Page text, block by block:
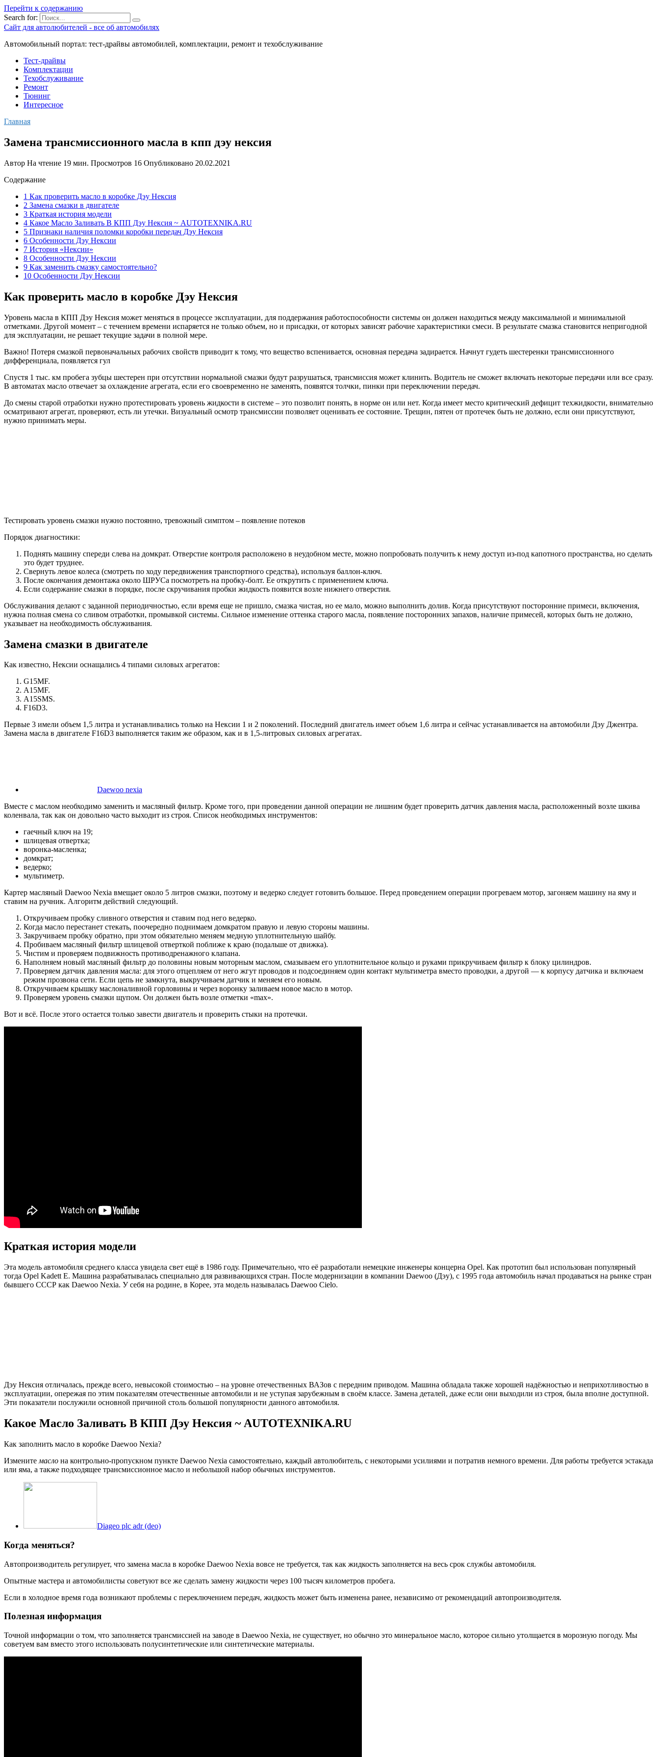
Перейти к содержанию
Search for:
Сайт для автолюбителей - все об автомобилях
Автомобильный портал: тест-драйвы автомобилей, комплектации, ремонт и техобслуживание
Тест-драйвы
Комплектации
Техобслуживание
Ремонт
Тюнинг
Интересное
Главная
Замена трансмиссионного масла в кпп дэу нексия
Автор На чтение 19 мин. Просмотров 16 Опубликовано 20.02.2021
Содержание
1 Как проверить масло в коробке Дэу Нексия
2 Замена смазки в двигателе
3 Краткая история модели
4 Какое Масло Заливать В КПП Дэу Нексия ~ AUTOTEXNIKA.RU
5 Признаки наличия поломки коробки передач Дэу Нексия
6 Особенности Дэу Нексии
7 История «Нексии»
8 Особенности Дэу Нексии
9 Как заменить смазку самостоятельно?
10 Особенности Дэу Нексии
Как проверить масло в коробке Дэу Нексия
Уровень масла в КПП Дэу Нексия может меняться в процессе эксплуатации, для поддержания работоспособности системы он должен находиться между максимальной и минимальной
отметками. Другой момент – с течением времени испаряется не только объем, но и присадки, от которых зависят рабочие характеристики смеси. В результате смазка становится непригодной
для эксплуатации, не решает текущие задачи в полной мере.
Важно! Потеря смазкой первоначальных рабочих свойств приводит к тому, что вещество вспенивается, основная передача задирается. Начнут гудеть шестеренки трансмиссионного
дифференциала, появляется гул
Спустя 1 тыс. км пробега зубцы шестерен при отсутствии нормальной смазки будут разрушаться, трансмиссия может клинить. Водитель не сможет включать некоторые передачи или все сразу.
В автоматах масло отвечает за охлаждение агрегата, если его своевременно не заменять, появятся толчки, пинки при переключении передач.
До смены старой отработки нужно протестировать уровень жидкости в системе – это позволит понять, в норме он или нет. Когда имеет место критический дефицит техжидкости, внимательно
осматривают агрегат, проверяют, есть ли утечки. Визуальный осмотр трансмиссии позволяет оценивать ее состояние. Трещин, пятен от протечек быть не должно, если они присутствуют,
нужно принимать меры.
Тестировать уровень смазки нужно постоянно, тревожный симптом – появление потеков
Порядок диагностики:
Поднять машину спереди слева на домкрат. Отверстие контроля расположено в неудобном месте, можно попробовать получить к нему доступ из-под капотного пространства, но сделать
это будет труднее.
Свернуть левое колеса (смотреть по ходу передвижения транспортного средства), используя баллон-ключ.
После окончания демонтажа около ШРУСа посмотреть на пробку-болт. Ее открутить с применением ключа.
Если содержание смазки в порядке, после скручивания пробки жидкость появится возле нижнего отверстия.
Обслуживания делают с заданной периодичностью, если время еще не пришло, смазка чистая, но ее мало, можно выполнить долив. Когда присутствуют посторонние примеси, включения,
нужна полная смена со сливом отработки, промывкой системы. Сильное изменение оттенка старого масла, появление посторонних запахов, наличие примесей, которых быть не должно,
указывает на необходимость обслуживания.
Замена смазки в двигателе
Как известно, Нексии оснащались 4 типами силовых агрегатов:
G15MF.
A15MF.
A15SMS.
F16D3.
Первые 3 имели объем 1,5 литра и устанавливались только на Нексии 1 и 2 поколений. Последний двигатель имеет объем 1,6 литра и сейчас устанавливается на автомобили Дэу Джентра.
Замена масла в двигателе F16D3 выполняется таким же образом, как и в 1,5-литровых силовых агрегатах.
Daewoo nexia
Вместе с маслом необходимо заменить и масляный фильтр. Кроме того, при проведении данной операции не лишним будет проверить датчик давления масла, расположенный возле шкива
коленвала, так как он довольно часто выходит из строя. Список необходимых инструментов:
гаечный ключ на 19;
шлицевая отвертка;
воронка-масленка;
домкрат;
ведерко;
мультиметр.
Картер масляный Daewoo Nexia вмещает около 5 литров смазки, поэтому и ведерко следует готовить большое. Перед проведением операции прогреваем мотор, загоняем машину на яму и
ставим на ручник. Алгоритм действий следующий.
Откручиваем пробку сливного отверстия и ставим под него ведерко.
Когда масло перестанет стекать, поочередно поднимаем домкратом правую и левую стороны машины.
Закручиваем пробку обратно, при этом обязательно меняем медную уплотнительную шайбу.
Пробиваем масляный фильтр шлицевой отверткой поближе к краю (подальше от движка).
Чистим и проверяем подвижность противодренажного клапана.
Наполняем новый масляный фильтр до половины новым моторным маслом, смазываем его уплотнительное кольцо и руками прикручиваем фильтр к блоку цилиндров.
Проверяем датчик давления масла: для этого отцепляем от него жгут проводов и подсоединяем один контакт мультиметра вместо проводки, а другой — к корпусу датчика и включаем
режим прозвона сети. Если цепь не замкнута, выкручиваем датчик и меняем его новым.
Откручиваем крышку маслоналивной горловины и через воронку заливаем новое масло в мотор.
Проверяем уровень смазки щупом. Он должен быть возле отметки «max».
Вот и всё. После этого остается только завести двигатель и проверить стыки на протечки.
Краткая история модели
Эта модель автомобиля среднего класса увидела свет ещё в 1986 году. Примечательно, что её разработали немецкие инженеры концерна Opel. Как прототип был использован популярный
тогда Opel Kadett E. Машина разрабатывалась специально для развивающихся стран. После модернизации в компании Daewoo (Дэу), с 1995 года автомобиль начал продаваться на рынке стран
бывшего СССР как Daewoo Nexia. У себя на родине, в Корее, эта модель называлась Daewoo Cielo.
Дэу Нексия отличалась, прежде всего, невысокой стоимостью – на уровне отечественных ВАЗов с передним приводом. Машина обладала также хорошей надёжностью и неприхотливостью в
эксплуатации, опережая по этим показателям отечественные автомобили и не уступая зарубежным в своём классе. Замена деталей, даже если они выходили из строя, была вполне доступной.
Эти показатели послужили основной причиной столь большой популярности данного автомобиля.
Какое Масло Заливать В КПП Дэу Нексия ~ AUTOTEXNIKA.RU
Как заполнить масло в коробке Daewoo Nexia?
Измените масло на контрольно-пропускном пункте Daewoo Nexia самостоятельно, каждый автолюбитель, с некоторыми усилиями и потратив немного времени. Для работы требуется эстакада
или яма, а также подходящее трансмиссионное масло и небольшой набор обычных инструментов.
Diageo plc adr (deo)
Когда меняться?
Автопроизводитель регулирует, что замена масла в коробке Daewoo Nexia вовсе не требуется, так как жидкость заполняется на весь срок службы автомобиля.
Опытные мастера и автомобилисты советуют все же сделать замену жидкости через 100 тысяч километров пробега.
Если в холодное время года возникают проблемы с переключением передач, жидкость может быть изменена ранее, независимо от рекомендаций автопроизводителя.
Полезная информация
Точной информации о том, что заполняется трансмиссией на заводе в Daewoo Nexia, не существует, но обычно это минеральное масло, которое сильно утолщается в морозную погоду. Мы
советуем вам вместо этого использовать полусинтетические или синтетические материалы.